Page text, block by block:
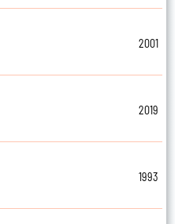
2001
2019
1993